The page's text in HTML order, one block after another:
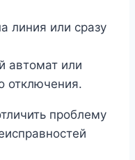
линия или сразу
автомат или
отключения.
проблему